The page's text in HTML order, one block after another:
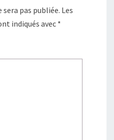
pas publiée. Les
indiqués avec *